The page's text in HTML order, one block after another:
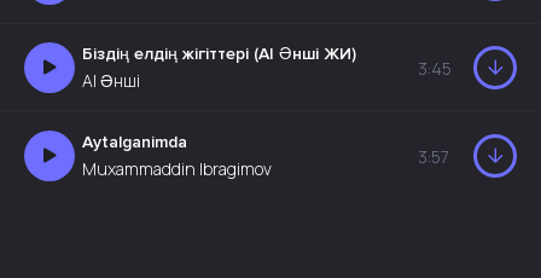
Біздің елдің жігіттері (AI Әнші ЖИ)
AI Әнші
3:45
Aytalganimda
Muxammaddin Ibragimov
3:57